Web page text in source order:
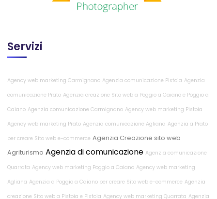
Servizi
Agency web marketing Carmignano Agenzia comunicazione Pistoia Agenzia
comunicazione Prato Agenzia creazione Sito web a Poggio a Caiano e Poggio a
Caiano Agenzia comunicazione Carmignano Agency web marketing Pistoia
Agency web marketing Prato Agenzia comunicazione Agliana Agenzia a Prato
per creare Sito web e-commerce Agenzia Creazione sito web
Agriturismo Agenzia di comunicazione Agenzia comunicazione
Quarrata Agency web marketing Poggio a Caiano Agency web marketing
Agliana Agenzia a Poggio a Caiano per creare Sito web e-commerce Agenzia
creazione Sito web a Pistoia e Pistoia Agency web marketing Quarrata Agenzia